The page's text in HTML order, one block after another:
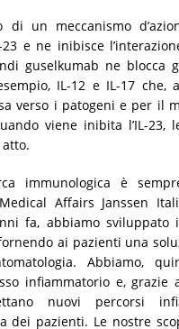
di un meccanismo
e ne inibisce
guselkumab ne
IL-12 e IL-17 che,
verso i patogeni e per il
viene inibita l’IL-
immunologica è
Affairs Janssen
fa, abbiamo sviluppato
ai pazienti una
Abbiamo,
infiammatorio e,
nuovi percorsi
dei pazienti. Le nostre